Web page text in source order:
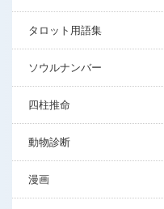
タロット用語集
ソウルナンバー
四柱推命
動物診断
漫画